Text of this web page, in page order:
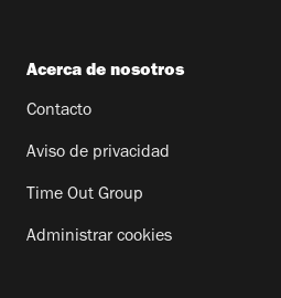
Acerca de nosotros
Contacto
Aviso de privacidad
Time Out Group
Administrar cookies